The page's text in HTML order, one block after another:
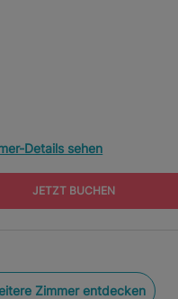
Details sehen
JETZT BUCHEN
Zimmer entdecken